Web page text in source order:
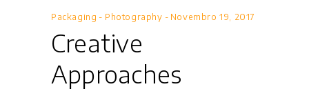
Packaging - Photography Novembro 19, 2017
Creative
Approaches